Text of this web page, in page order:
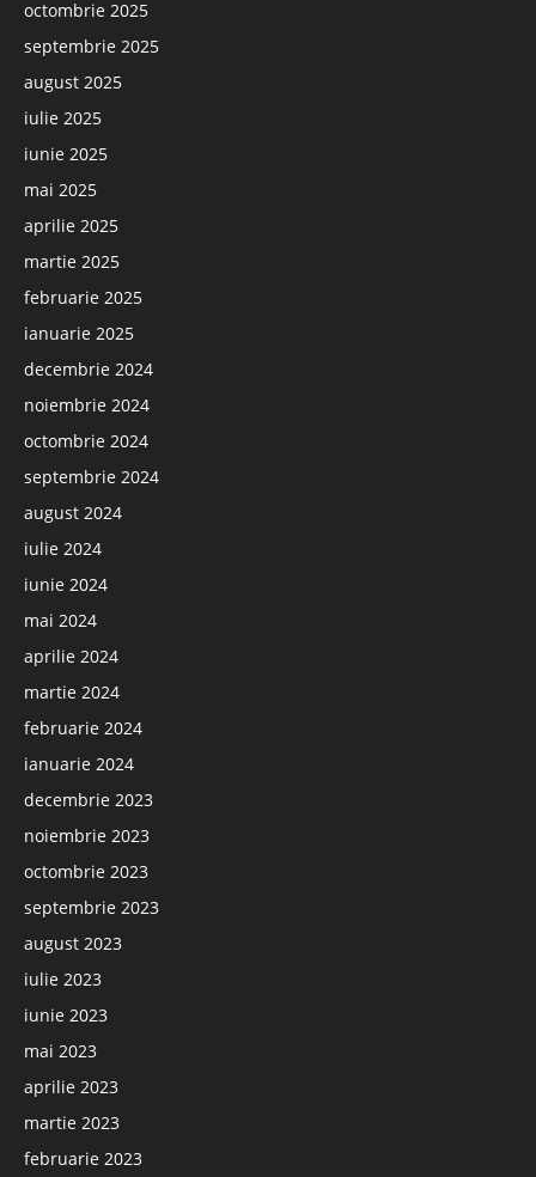
octombrie 2025
septembrie 2025
august 2025
iulie 2025
iunie 2025
mai 2025
aprilie 2025
martie 2025
februarie 2025
ianuarie 2025
decembrie 2024
noiembrie 2024
octombrie 2024
septembrie 2024
august 2024
iulie 2024
iunie 2024
mai 2024
aprilie 2024
martie 2024
februarie 2024
ianuarie 2024
decembrie 2023
noiembrie 2023
octombrie 2023
septembrie 2023
august 2023
iulie 2023
iunie 2023
mai 2023
aprilie 2023
martie 2023
februarie 2023